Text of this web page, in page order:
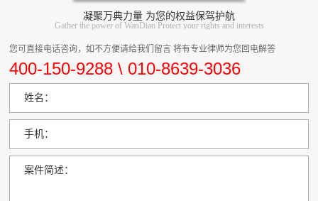
凝聚万典力量 为您的权益保驾护航
Gather the power of WanDian Protect your rights and interests
您可直接电话咨询，如不方便请给我们留言 将有专业律师为您回电解答
400-150-9288 \ 010-8639-3036
姓名：
手机：
案件简述：